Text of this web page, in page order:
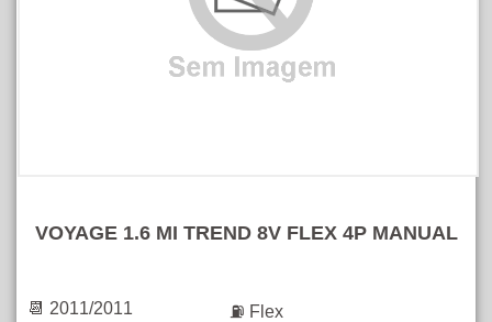
VOYAGE 1.6 MI TREND 8V FLEX 4P MANUAL
📆 2011/2011
⛽ Flex